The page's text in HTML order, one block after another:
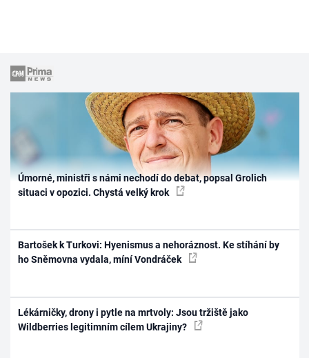
Úmorné, ministři s námi nechodí do debat, popsal Grolich
situaci v opozici. Chystá velký krok
Bartošek k Turkovi: Hyenismus a nehoráznost. Ke stíhání by
ho Sněmovna vydala, míní Vondráček
Lékárničky, drony i pytle na mrtvoly: Jsou tržiště jako
Wildberries legitimním cílem Ukrajiny?